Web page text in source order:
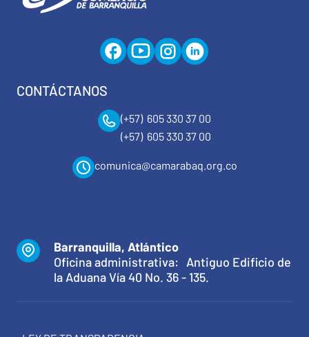
CONTÁCTANOS
(+57) 605 330 37 00
(+57) 605 330 37 00
comunica@camarabaq.org.co
Barranquilla, Atlántico
Oficina administrativa: Antiguo Edificio de
la Aduana Vía 40 No. 36 - 135.